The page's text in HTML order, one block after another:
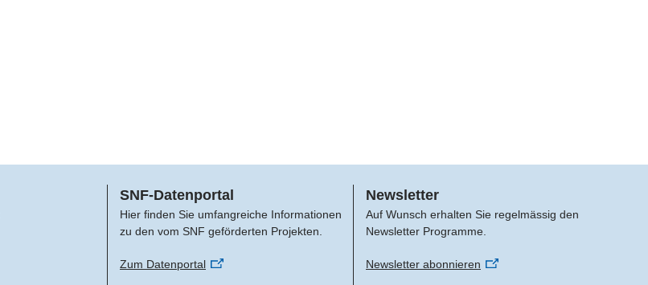
SNF-Datenportal
Hier finden Sie umfangreiche Informationen
zu den vom SNF geförderten Projekten.
Zum Datenportal
Newsletter
Auf Wunsch erhalten Sie regelmässig den
Newsletter Programme.
Newsletter abonnieren